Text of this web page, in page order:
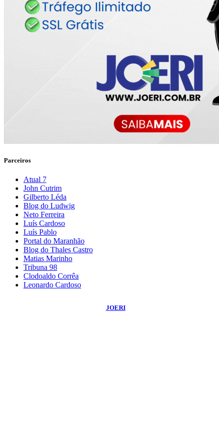
Parceiros
Atual 7
John Cutrim
Gilberto Léda
Blog do Ludwig
Neto Ferreira
Luís Cardoso
Luís Pablo
Portal do Maranhão
Blog do Thales Castro
Matias Marinho
Tribuna 98
Clodoaldo Corrêa
Leonardo Cardoso
JOERI